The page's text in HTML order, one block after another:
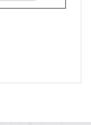
u een mens